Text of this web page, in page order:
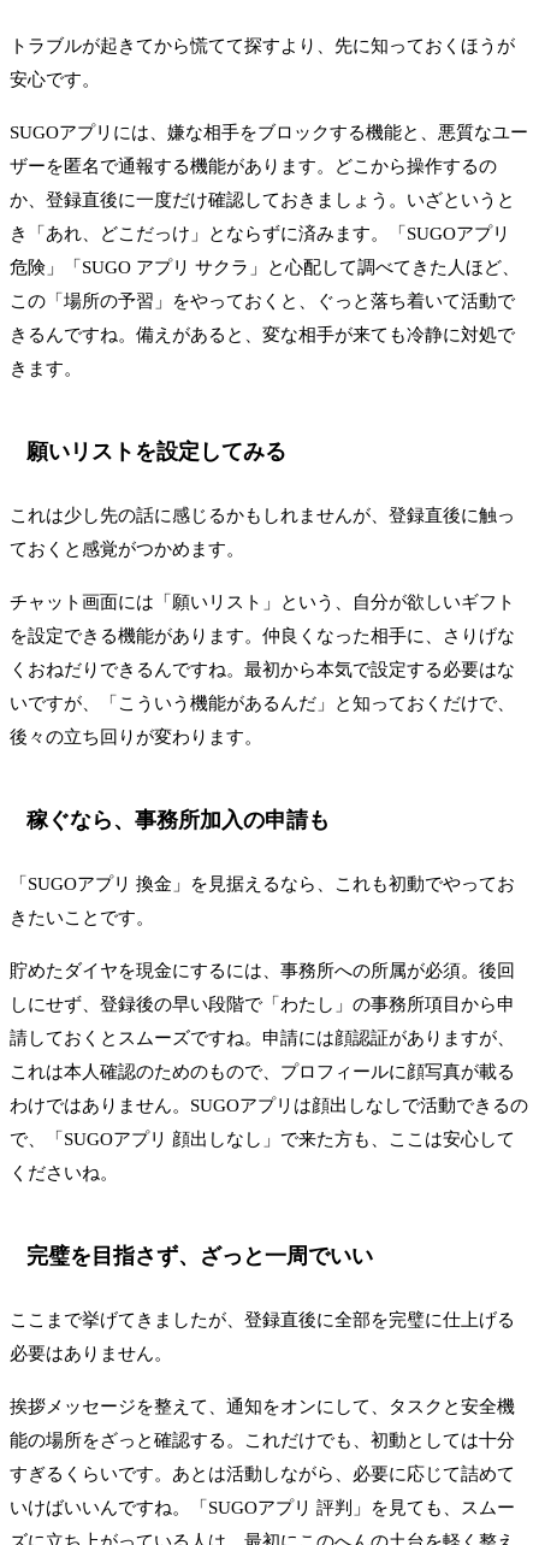
トラブルが起きてから慌てて探すより、先に知っておくほうが
安心です。
SUGOアプリには、嫌な相手をブロックする機能と、悪質なユー
ザーを匿名で通報する機能があります。どこから操作するの
か、登録直後に一度だけ確認しておきましょう。いざというと
き「あれ、どこだっけ」とならずに済みます。「SUGOアプリ
危険」「SUGO アプリ サクラ」と心配して調べてきた人ほど、
この「場所の予習」をやっておくと、ぐっと落ち着いて活動で
きるんですね。備えがあると、変な相手が来ても冷静に対処で
きます。
願いリストを設定してみる
これは少し先の話に感じるかもしれませんが、登録直後に触っ
ておくと感覚がつかめます。
チャット画面には「願いリスト」という、自分が欲しいギフト
を設定できる機能があります。仲良くなった相手に、さりげな
くおねだりできるんですね。最初から本気で設定する必要はな
いですが、「こういう機能があるんだ」と知っておくだけで、
後々の立ち回りが変わります。
稼ぐなら、事務所加入の申請も
「SUGOアプリ 換金」を見据えるなら、これも初動でやってお
きたいことです。
貯めたダイヤを現金にするには、事務所への所属が必須。後回
しにせず、登録後の早い段階で「わたし」の事務所項目から申
請しておくとスムーズですね。申請には顔認証がありますが、
これは本人確認のためのもので、プロフィールに顔写真が載る
わけではありません。SUGOアプリは顔出しなしで活動できるの
で、「SUGOアプリ 顔出しなし」で来た方も、ここは安心して
くださいね。
完璧を目指さず、ざっと一周でいい
ここまで挙げてきましたが、登録直後に全部を完璧に仕上げる
必要はありません。
挨拶メッセージを整えて、通知をオンにして、タスクと安全機
能の場所をざっと確認する。これだけでも、初動としては十分
すぎるくらいです。あとは活動しながら、必要に応じて詰めて
いけばいいんですね。「SUGOアプリ 評判」を見ても、スムー